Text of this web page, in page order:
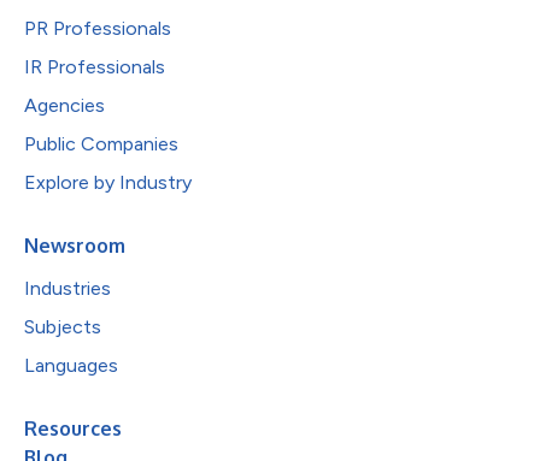
PR Professionals
IR Professionals
Agencies
Public Companies
Explore by Industry
Newsroom
Industries
Subjects
Languages
Resources